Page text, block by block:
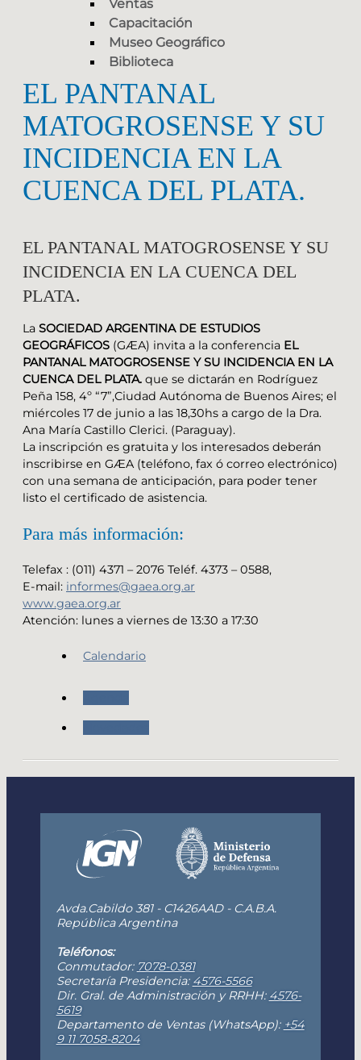
Ventas
Capacitación
Museo Geográfico
Biblioteca
EL PANTANAL
MATOGROSENSE Y SU
INCIDENCIA EN LA
CUENCA DEL PLATA.
EL PANTANAL MATOGROSENSE Y SU
INCIDENCIA EN LA CUENCA DEL
PLATA.
La SOCIEDAD ARGENTINA DE ESTUDIOS
GEOGRÁFICOS (GÆA) invita a la conferencia EL
PANTANAL MATOGROSENSE Y SU INCIDENCIA EN LA
CUENCA DEL PLATA. que se dictarán en Rodríguez
Peña 158, 4º “7”,Ciudad Autónoma de Buenos Aires; el
miércoles 17 de junio a las 18,30hs a cargo de la Dra.
Ana María Castillo Clerici. (Paraguay).
La inscripción es gratuita y los interesados deberán
inscribirse en GÆA (teléfono, fax ó correo electrónico)
con una semana de anticipación, para poder tener
listo el certificado de asistencia.
Para más información:
Telefax : (011) 4371 – 2076 Teléf. 4373 – 0588,
E-mail: informes@gaea.org.ar
www.gaea.org.ar
Atención: lunes a viernes de 13:30 a 17:30
Calendario
Avda.Cabildo 381 - C1426AAD - C.A.B.A.
República Argentina
Teléfonos:
Conmutador: 7078-0381
Secretaría Presidencia: 4576-5566
Dir. Gral. de Administración y RRHH: 4576-
5619
Departamento de Ventas (WhatsApp): +54
9 11 7058-8204